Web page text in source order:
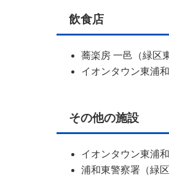
飲食店
蕎楽房 一邑（緑区
イオンタウン東浦
その他の施設
イオンタウン東浦
浦和東警察署（緑区